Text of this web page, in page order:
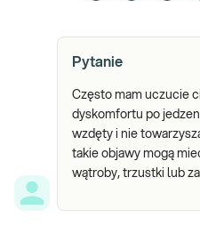
Pytanie
Często mam uczucie
dyskomfortu po
wzdęty i nie
takie objawy mogą
wątroby, trzustki lub